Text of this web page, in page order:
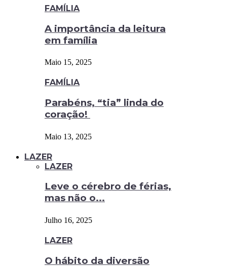
FAMÍLIA
A importância da leitura
em família
Maio 15, 2025
FAMÍLIA
Parabéns, “tia” linda do
coração!
Maio 13, 2025
LAZER
LAZER
Leve o cérebro de férias,
mas não o...
Julho 16, 2025
LAZER
O hábito da diversão